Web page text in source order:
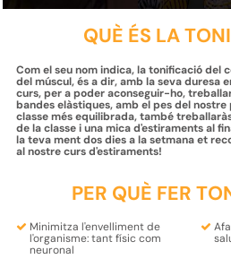
QUÈ ÉS LA
Com el seu nom indica, la tonificació del
del múscul, és a dir, amb la seva duresa
curs, per a poder aconseguir-ho,
bandes elàstiques, amb el pes del
classe més equilibrada, també
de la classe i una mica d'estiraments al
la teva ment dos dies a la setmana et
al nostre curs d'estiraments!
PER QUÈ FER
Minimitza l'envellimentde
l'organisme: tantfísic com
neuronal